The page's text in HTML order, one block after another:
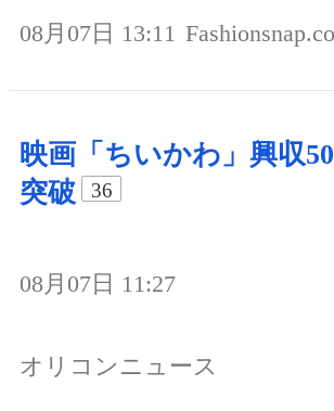
08月07日 13:11
映画「ちいかわ」興収
突破
36
08月07日 11:27
オリコンニュース